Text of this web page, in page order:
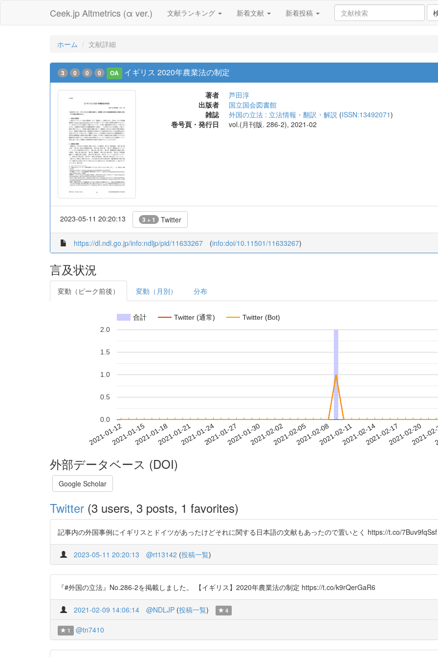
Ceek.jp Altmetrics (α ver.) 文献ランキング 新着文献 新着投稿
ホーム 文献詳細
3 0 0 0 OA イギリス 2020年農業法の制定
著者
芦田淳
出版者
国立国会図書館
雑誌
外国の立法 : 立法情報・翻訳・解説 (ISSN:13492071)
巻号頁・発行日
vol.(月刊版. 286-2), 2021-02
2023-05-11 20:20:13 3 + 1 Twitter
https://dl.ndl.go.jp/info:ndljp/pid/11633267 (info:doi/10.11501/11633267)
言及状況
変動（ピーク前後） 変動（月別） 分布
合計 Twitter (通常) Twitter (Bot)
2021-01-122021-01-152021-01-182021-01-212021-01-242021-01-272021-01-302021-02-022021-02-052021-02-082021-02-112021-02-142021-02-172021-02-20
2021-
0.0
0.5
1.0
1.5
2.0
外部データベース (DOI)
Google Scholar
Twitter (3 users, 3 posts, 1 favorites)
記事内の外国事例にイギリスとドイツがあったけどそれに関する日本語の文献もあったので置いとく https://t.co/
2023-05-11 20:20:13 @rt13142 (投稿一覧)
『#外国の立法』No.286-2を掲載しました。 【イギリス】2020年農業法の制定 https://t.co/k9rQerGaR6
2021-02-09 14:06:14 @NDLJP (投稿一覧) 4
1 @tn7410